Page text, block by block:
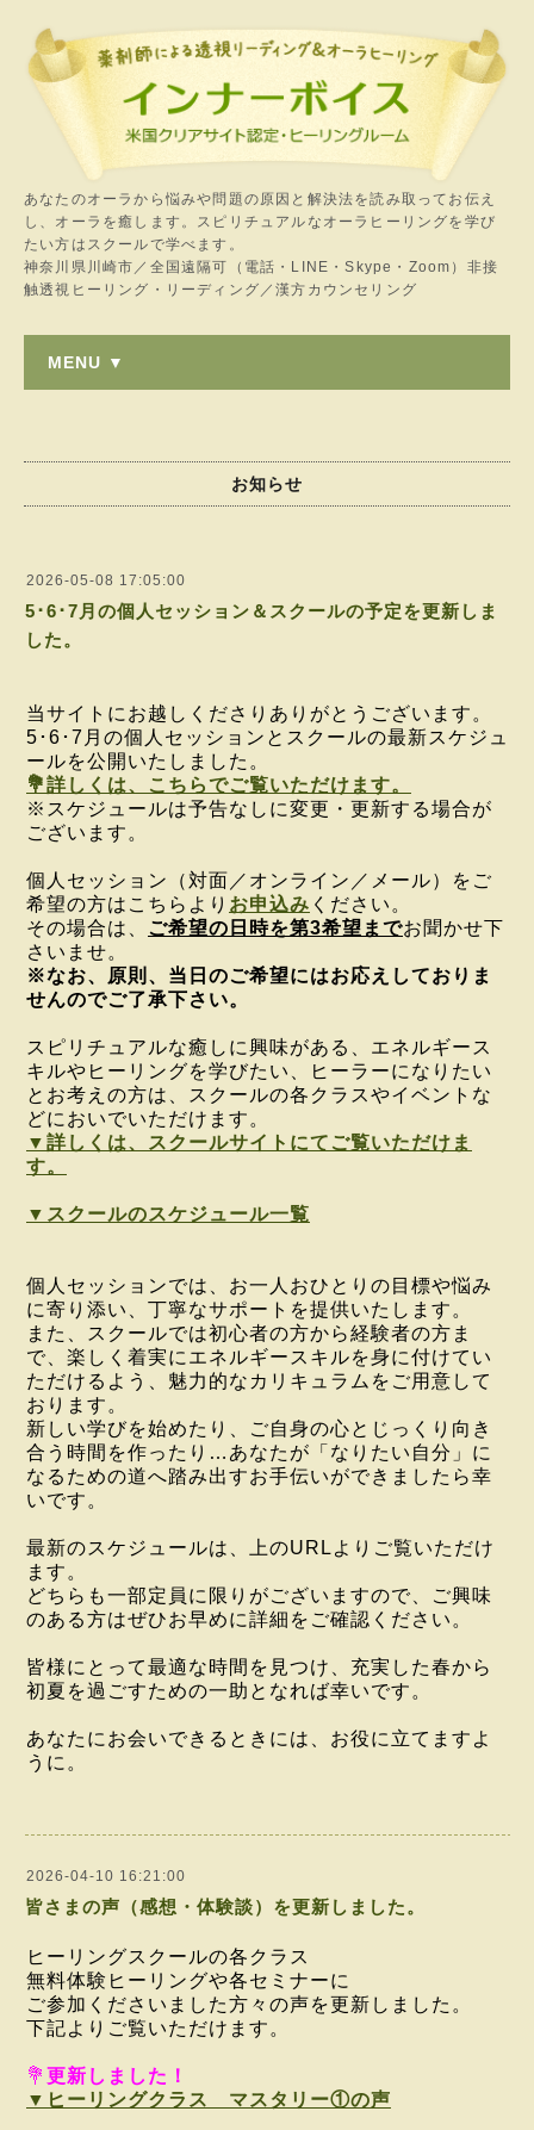
あなたのオーラから悩みや問題の原因と解決法を読み取ってお伝え
し、オーラを癒します。スピリチュアルなオーラヒーリングを学び
たい方はスクールで学べます。
神奈川県川崎市／全国遠隔可（電話・LINE・Skype・Zoom）非接
触透視ヒーリング・リーディング／漢方カウンセリング
MENU ▼
お知らせ
2026-05-08 17:05:00
5･6･7月の個人セッション＆スクールの予定を更新しま
した。
当サイトにお越しくださりありがとうございます。
5･6･7月の個人セッションとスクールの最新スケジュ
ールを公開いたしました。
💐詳しくは、こちらでご覧いただけます。
※スケジュールは予告なしに変更・更新する場合が
ございます。
個人セッション（対面／オンライン／メール）を ご
希望の方は こちらより お申込み ください。
その場合は、 ご希望の日時を第3希望までお聞かせ下
さいませ。
※なお、原則、当日のご希望にはお応えしておりま
せんのでご了承下さい。
スピリチュアルな癒しに興味がある、 エネルギース
キルやヒーリングを学びたい、
ヒーラーになりたい
とお考えの方は、
スクールの各クラスやイベントな
どにおいでいただけます。
▼詳しくは、スクールサイトにてご覧いただけま
す。
▼スクールのスケジュール一覧
個人セッションでは、お一人おひとりの目標や悩み
に寄り添い、丁寧なサポートを提供いたします。
また、スクールでは初心者の方から経験者の方ま
で、楽しく着実にエネルギースキルを身に付けてい
ただけるよう、魅力的なカリキュラムをご用意して
おります。
新しい学びを始めたり、ご自身の心とじっくり向き
合う時間を作ったり…あなたが「なりたい自分」に
なるための道へ踏み出すお手伝いができましたら幸
いです。
最新のスケジュールは、上のURLよりご覧いただけ
ます。
どちらも一部定員に限りがございますので、ご興味
のある方はぜひお早めに詳細をご確認ください。
皆様にとって最適な時間を見つけ、充実した春から
初夏を過ごすための一助となれば幸いです。
あなたにお会いできるときには、お役に立てますよ
うに。
2026-04-10 16:21:00
皆さまの声（感想・体験談）を更新しました。
ヒーリングスクールの各クラス
無料体験ヒーリングや各セミナーに
ご参加くださいました方々の声を更新しました。
下記よりご覧いただけます。
💐 更新しました！
▼ヒーリングクラス マスタリー①の声